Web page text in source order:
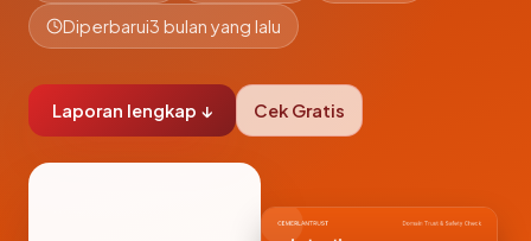
Diperbarui3 bulan yang lalu
Laporan lengkap ↓ Cek Gratis